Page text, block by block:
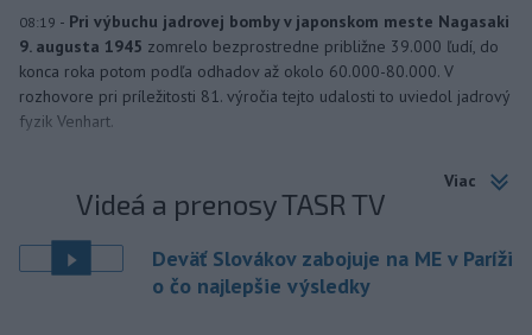
08:19 - Pri výbuchu jadrovej bomby v japonskom meste Nagasaki
9. augusta 1945 zomrelo bezprostredne približne 39.000 ľudí, do
konca roka potom podľa odhadov až okolo 60.000-80.000. V
rozhovore pri príležitosti 81. výročia tejto udalosti to uviedol jadrový
fyzik Venhart.
Viac
Videá a prenosy TASR TV
Deväť Slovákov zabojuje na ME v Paríži
o čo najlepšie výsledky